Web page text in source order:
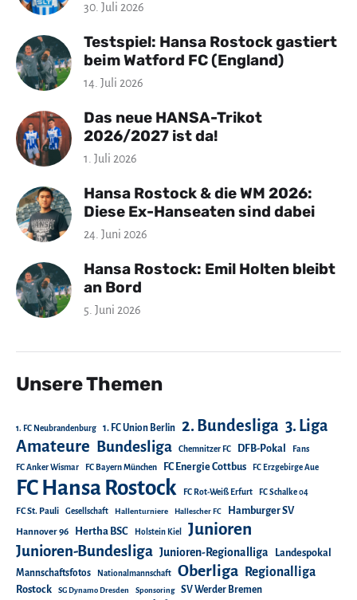
30. Juli 2026
Testspiel: Hansa Rostock gastiert
beim Watford FC (England)
14. Juli 2026
Das neue HANSA-Trikot
2026/2027 ist da!
1. Juli 2026
Hansa Rostock & die WM 2026:
Diese Ex-Hanseaten sind dabei
24. Juni 2026
Hansa Rostock: Emil Holten bleibt
an Bord
5. Juni 2026
Unsere Themen
1. FC Neubrandenburg 1. FC Union Berlin 2. Bundesliga 3. Liga
Amateure Bundesliga Chemnitzer FC DFB-Pokal Fans
FC Anker Wismar FC Bayern München FC Energie Cottbus FC Erzgebirge Aue
FC Hansa Rostock FC Rot-Weiß Erfurt FC Schalke 04
FC St. Pauli Gesellschaft Hallenturniere Hallescher FC Hamburger SV
Hannover 96 Hertha BSC Holstein Kiel Junioren
Junioren-Bundesliga Junioren-Regionalliga
Landespokal
Mannschaftsfotos
Nationalmannschaft Oberliga Regionalliga
Rostock SG Dynamo Dresden Sponsoring SV Werder Bremen